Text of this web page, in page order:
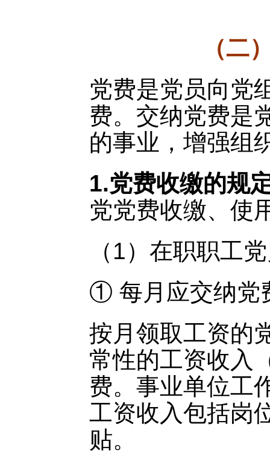
（二
党费是党员向党
费。交纳党费是
的事业，增强组
1.党费收缴的规
党党费收缴、使
（1）在职职工
① 每月应交纳党
按月领取工资的
常性的工资收入
费。事业单位工
工资收入包括岗
贴。